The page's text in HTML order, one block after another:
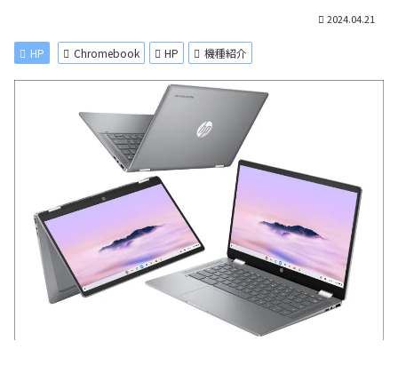
2024.04.21
HP Chromebook HP 機種紹介